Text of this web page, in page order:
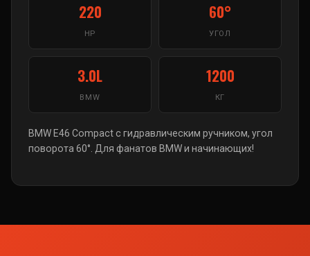
220
HP
60°
УГОЛ
3.0L
BMW
1200
КГ
BMW E46 Compact с гидравлическим ручником, угол
поворота 60°. Для фанатов BMW и начинающих!